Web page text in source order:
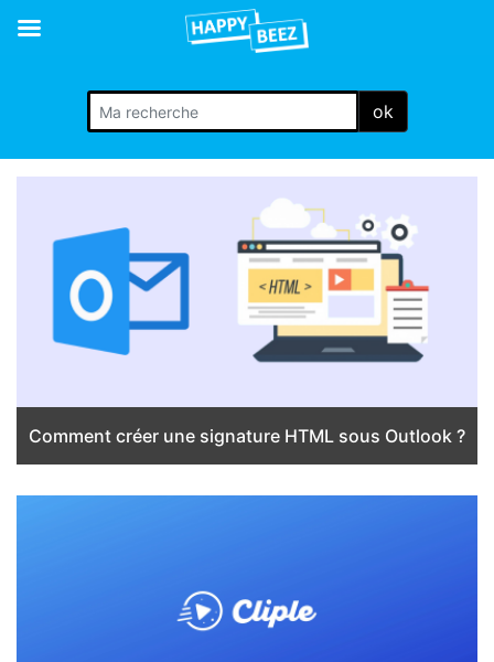
ok
Comment créer une signature HTML sous Outlook ?